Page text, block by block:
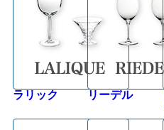
ラリック リーデル